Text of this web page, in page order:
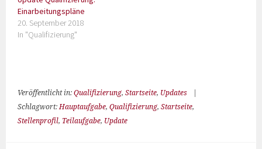
Einarbeitungspläne
20. September 2018
In "Qualifizierung"
Veröffentlicht in:Qualifizierung,Startseite, Updates
Schlagwort:Hauptaufgabe,Qualifizierung,Startseite,
Stellenprofil, Teilaufgabe, Update